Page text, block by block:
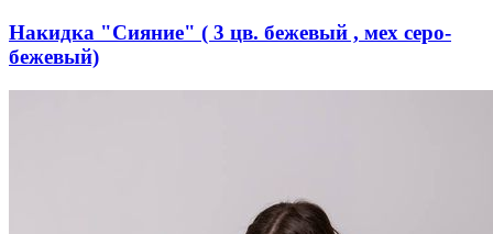
Накидка "Сияние" ( 3 цв. бежевый , мех серо-
бежевый)